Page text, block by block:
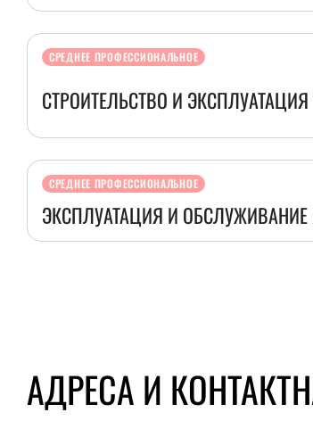
СРЕДНЕЕ ПРОФЕССИОНАЛЬНОЕ
СТРОИТЕЛЬСТВО И
СРЕДНЕЕ ПРОФЕССИОНАЛЬНОЕ
ЭКСПЛУАТАЦИЯ И
АДРЕСА И